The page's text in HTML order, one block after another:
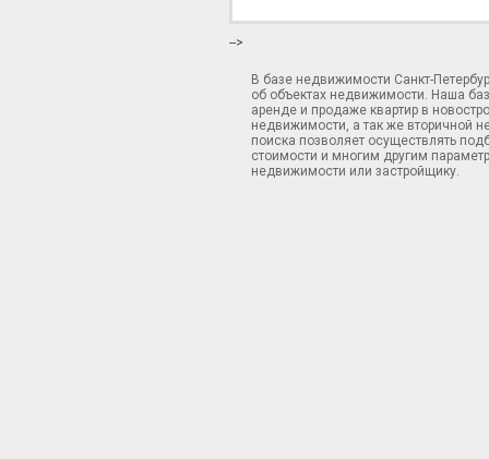
-->
В базе недвижимости Санкт-
об объектах недвижимости. Наша
аренде и продаже квартир в
недвижимости, а так же вторичной
поиска позволяет осуществлять
стоимости и многим другим
недвижимости или застройщику.